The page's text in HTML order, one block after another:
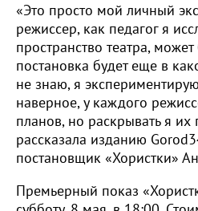
«Это просто мой личный
режиссер, как педагог я
пространство театра,
постановка будет еще в
не знаю, я
наверное, у каждого
планов, но раскрывать я их
рассказала изданию
постановщик «Хористки»
Премьерный показ